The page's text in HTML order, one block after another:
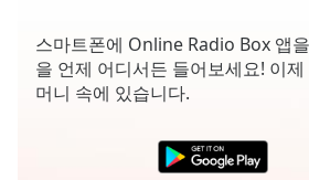
Duration
-:-
Loaded:
0.00%
스마트폰에 Online Radio Box 앱
을 언제 어디서든 들어보세요! 이
머니 속에 있습니다.